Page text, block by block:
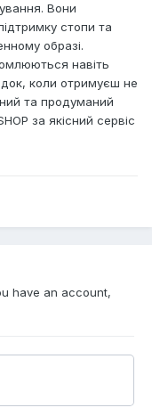
Вони
стопи та
образі.
навіть
коли отримуєш не
та продуманий
за якісний сервіс
have an account,